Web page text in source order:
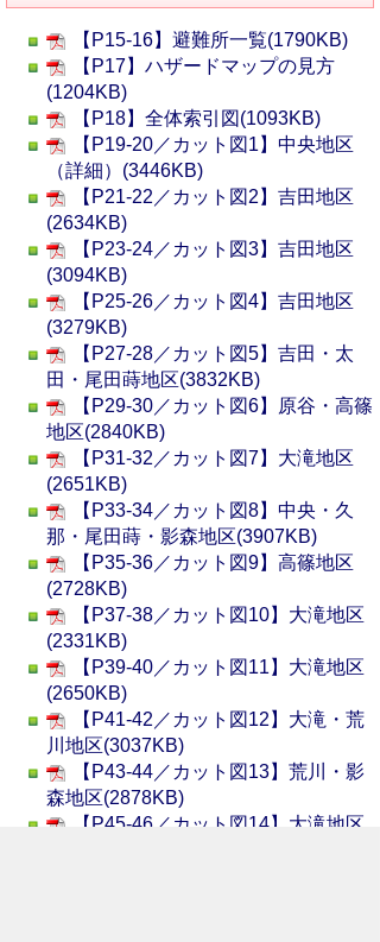
【P15-16】避難所一覧(1790KB)
【P17】ハザードマップの見方
(1204KB)
【P18】全体索引図(1093KB)
【P19-20／カット図1】中央地区
（詳細）(3446KB)
【P21-22／カット図2】吉田地区
(2634KB)
【P23-24／カット図3】吉田地区
(3094KB)
【P25-26／カット図4】吉田地区
(3279KB)
【P27-28／カット図5】吉田・太
田・尾田蒔地区(3832KB)
【P29-30／カット図6】原谷・高篠
地区(2840KB)
【P31-32／カット図7】大滝地区
(2651KB)
【P33-34／カット図8】中央・久
那・尾田蒔・影森地区(3907KB)
【P35-36／カット図9】高篠地区
(2728KB)
【P37-38／カット図10】大滝地区
(2331KB)
【P39-40／カット図11】大滝地区
(2650KB)
【P41-42／カット図12】大滝・荒
川地区(3037KB)
【P43-44／カット図13】荒川・影
森地区(2878KB)
【P45-46／カット図14】大滝地区